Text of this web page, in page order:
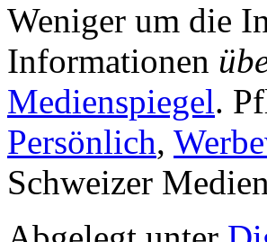
Weniger um die
Informationen
Medienspiegel.
Persönlich,
Schweizer